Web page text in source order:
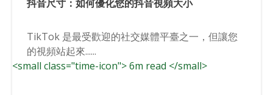
抖音尺寸：如何優化您的抖音視頻大小
TikTok 是最受歡迎的社交媒體平臺之一，但讓您
的視頻站起來......
<small class="time-icon"> 6m read </small>